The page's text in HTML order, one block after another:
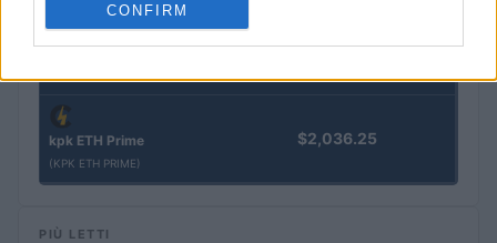
CONFIRM
$8.02
kpk ETH Prime
(KPK ETH PRIME)
$2,036.25
PIÙ LETTI